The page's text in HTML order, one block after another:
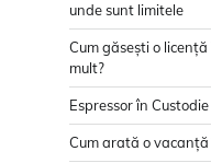
unde sunt limitele
Cum găsești o
mult?
Espressor în
Cum arată o